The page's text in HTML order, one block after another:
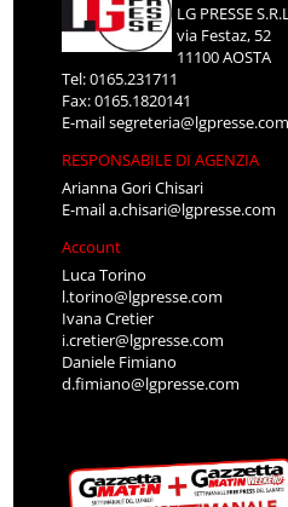
LG PRESSE
via Festaz, 52
11100 AOSTA
Tel: 0165.231711
Fax: 0165.1820141
E-mailsegreteria@lgpresse.com
RESPONSABILE DI AGENZIA
Arianna Gori Chisari
E-maila.chisari@lgpresse.com
Account
Luca Torino
l.torino@lgpresse.com
Ivana Cretier
i.cretier@lgpresse.com
Daniele Fimiano
d.fimiano@lgpresse.com